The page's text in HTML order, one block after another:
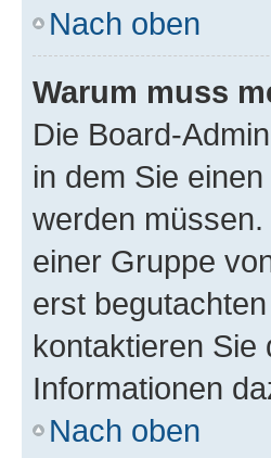
Nach oben
Warum muss
Die Board-
in dem Sie
werden
einer Gruppe
erst
kontaktieren Sie
Informationen
Nach oben